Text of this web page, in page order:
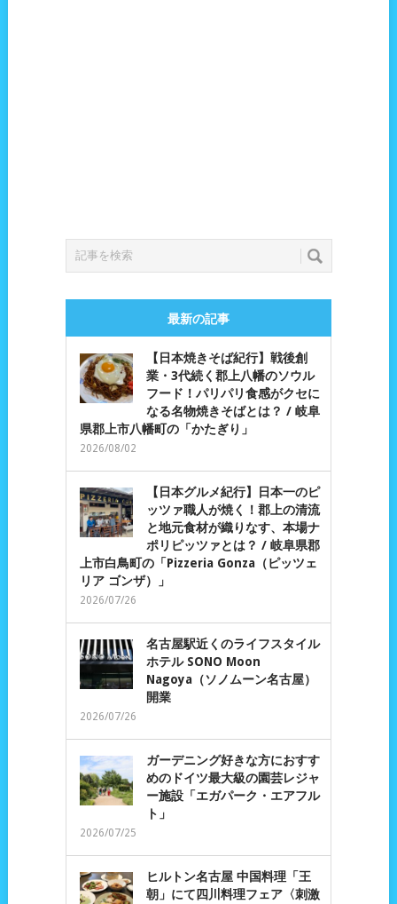
最新の記事
【日本焼きそば紀行】戦後創
業・3代続く郡上八幡のソウル
フード！パリパリ食感がクセに
なる名物焼きそばとは？ / 岐阜
県郡上市八幡町の「かたぎり」
2026/08/02
【日本グルメ紀行】日本一のピ
ッツァ職人が焼く！郡上の清流
と地元食材が織りなす、本場ナ
ポリピッツァとは？ / 岐阜県郡
上市白鳥町の「Pizzeria Gonza（ピッツェ
リア ゴンザ）」
2026/07/26
名古屋駅近くのライフスタイル
ホテル SONO Moon
Nagoya（ソノムーン名古屋）
開業
2026/07/26
ガーデニング好きな方におすす
めのドイツ最大級の園芸レジャ
ー施設「エガパーク・エアフル
ト」
2026/07/25
ヒルトン名古屋 中国料理「王
朝」にて四川料理フェア〈刺激